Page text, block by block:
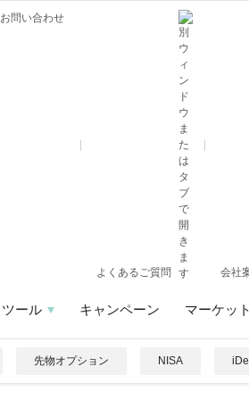
お問い合わせ
よくあるご質問 会社
ツール キャンペーン マーケッ
先物オプション NISA